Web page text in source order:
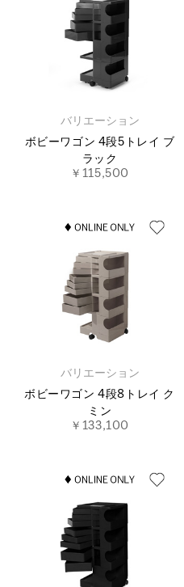
バリエーション
ボビーワゴン 4段5トレイ ブ
ラック
￥115,500
バリエーション
ボビーワゴン 4段8トレイ ク
ミン
￥133,100